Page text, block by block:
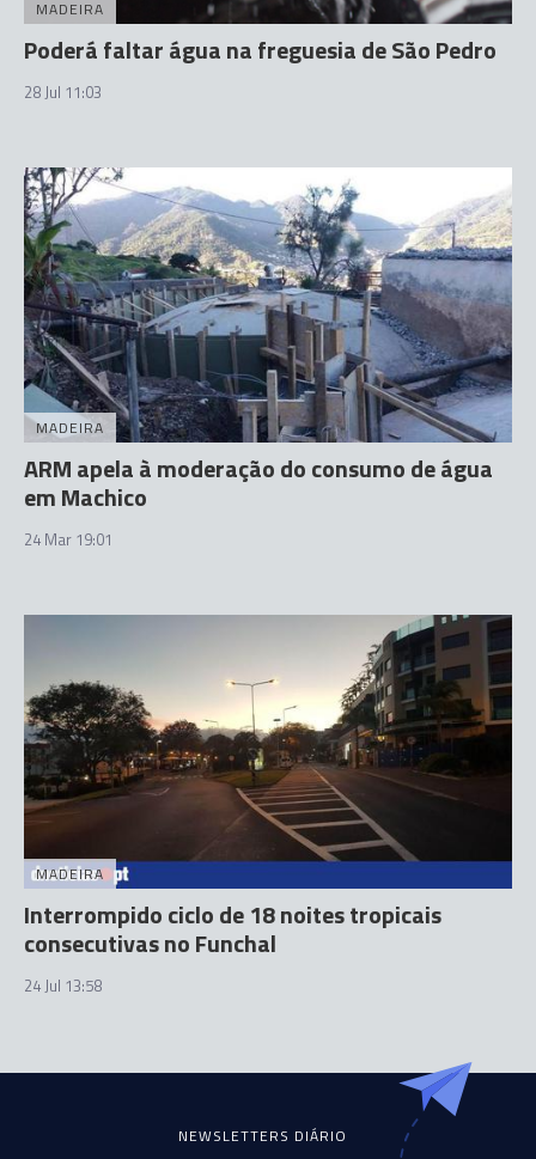
MADEIRA
Poderá faltar água na freguesia de São Pedro
28 Jul 11:03
MADEIRA
ARM apela à moderação do consumo de água
em Machico
24 Mar 19:01
MADEIRA
Interrompido ciclo de 18 noites tropicais
consecutivas no Funchal
24 Jul 13:58
NEWSLETTERS DIÁRIO